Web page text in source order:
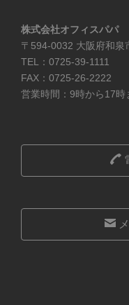
株式会社オフィスパパ
〒594-0032 大阪府和泉
TEL：0725-39-1111
FAX：0725-26-2222
営業時間：9時から17時